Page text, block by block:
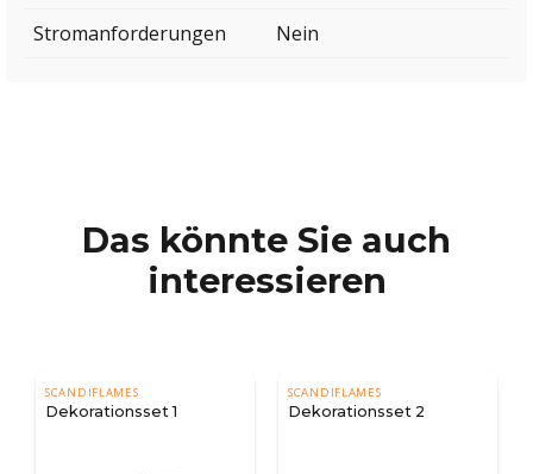
Stromanforderungen
Nein
Das könnte Sie auch
interessieren
SCANDIFLAMES
Dekorationsset 2
SCANDIFLAMES
Dekorationsset 3